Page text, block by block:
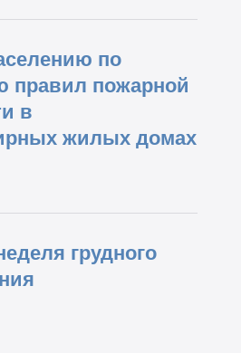
по
правил пожарной
в
жилых домах
грудного